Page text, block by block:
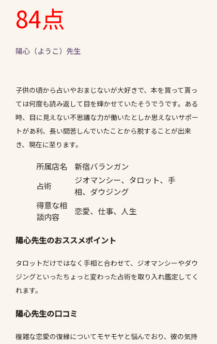
84点
陽心（ようこ）先生
子供の頃から占いやおまじないが大好きで、本を買って貰っ
ては何度も読み返して目を輝かせていたそうでうです。ある
時、目に見えない不思議な力が働いたとしか思えないサポー
トがあ利、長い間苦しんでいたことから脱することが出来
き、現在に至ります。
所属店名
新宿バランガン
占術
ジオマンシー、タロット、手
相、ダウジング
得意な相
談内容
恋愛、仕事、人生
陽心先生のおススメポイント
タロットだけではなく手相と合わせて、ジオマンシーやダウ
ジングといったちょっと変わった占術を取り入れ鑑定してく
れます。
陽心先生の口コミ
複雑な恋愛の復縁についてモヤモヤと悩んでおり、彼の気持